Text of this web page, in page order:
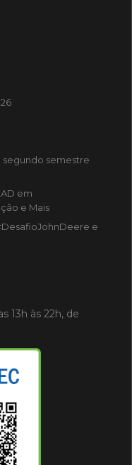
segundo semestre
em
e Mais
e
13h às 22h, de